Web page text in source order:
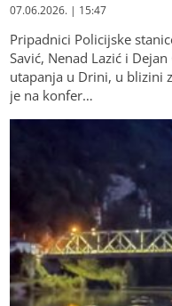
07.06.2026. | 15:47
Pripadnici Policijske
Savić, Nenad Lazić i
utapanja u Drini, u blizini
je na konfer…